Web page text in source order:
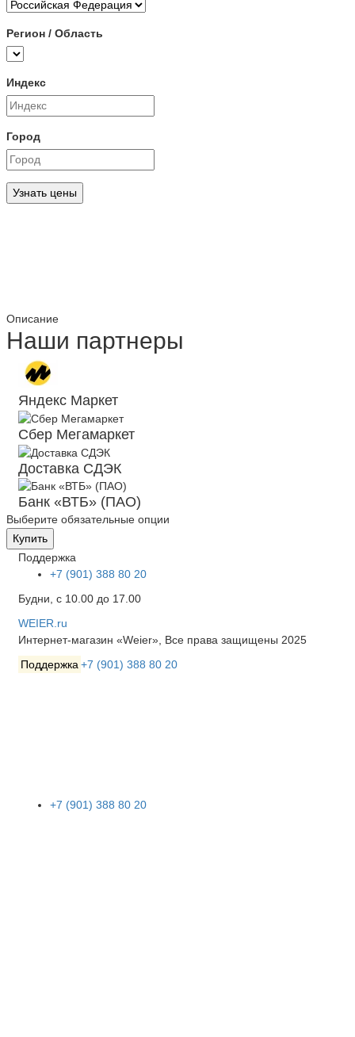
Регион / Область
Индекс
Город
Узнать цены
Описание
Наши партнеры
Яндекс Маркет
Сбер Мегамаркет
Доставка СДЭК
Банк «ВТБ» (ПАО)
Выберите обязательные опции
Купить
Поддержка
+7 (901) 388 80 20
Будни, с 10.00 до 17.00
WEIER.ru
Интернет-магазин «Weier», Все права защищены 2025
Поддержка+7 (901) 388 80 20
+7 (901) 388 80 20